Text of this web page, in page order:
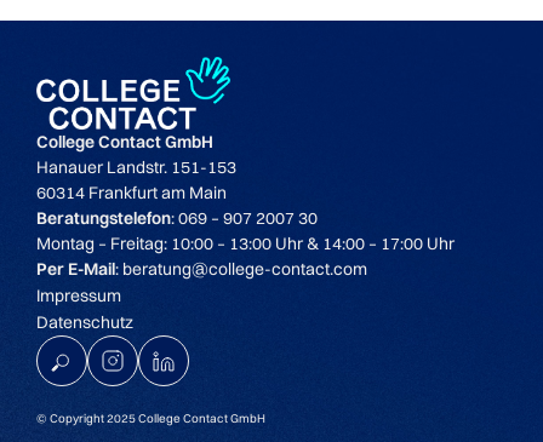
College Contact GmbH
Hanauer Landstr. 151-153
60314 Frankfurt am Main
Beratungstelefon: 069 – 907 2007 30
Montag – Freitag: 10:00 – 13:00 Uhr & 14:00 – 17:00 Uhr
Per E-Mail: beratung@college-contact.com
Impressum
Datenschutz
© Copyright 2025 College Contact GmbH